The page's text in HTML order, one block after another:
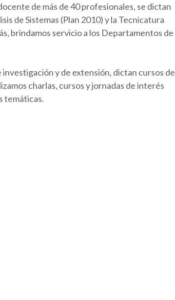
de más de 40 profesionales, se dictan
de Sistemas (Plan 2010) y la Tecnicatura
brindamos servicio a los Departamentos de
y de extensión, dictan cursos de
charlas, cursos y jornadas de interés
temáticas.